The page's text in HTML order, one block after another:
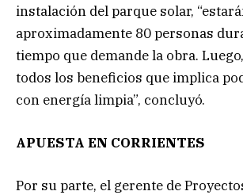
instalación del parque solar,
aproximadamente 80 personas
tiempo que demande la obra.
todos los beneficios que implica
con energía limpia”, concluyó.
APUESTA EN CORRIENTES
Por su parte, el gerente de